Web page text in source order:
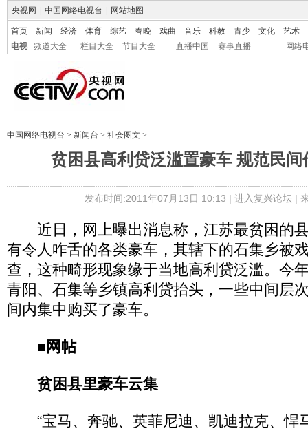
央视网 中国网络电视台 网站地图
首页 新闻 经济 体育 综艺 春晚 戏曲 音乐 科教 青少 文化
艺术
电视
频道大全 栏目大全 节目大全 直播中国 赛事直播 网络
中国网络电视台 > 新闻台 > 社会图文 >
贫困县高利贷泛滥置豪车 规范民间
发布时间:2011年07月13日 10:13 | 进入复兴论坛|
近日，网上曝出消息称，江苏最贫困的
有令人咋舌的各类豪车，其辖下的石集乡被
查，这种畸形现象缘于当地高利贷泛滥。今
青阳、石集等乡镇高利贷抬头，一些中间层
间内集中购买了豪车。
■网帖
贫困县里豪车云集
“宝马、奔驰、英菲尼迪、凯迪拉克、悍